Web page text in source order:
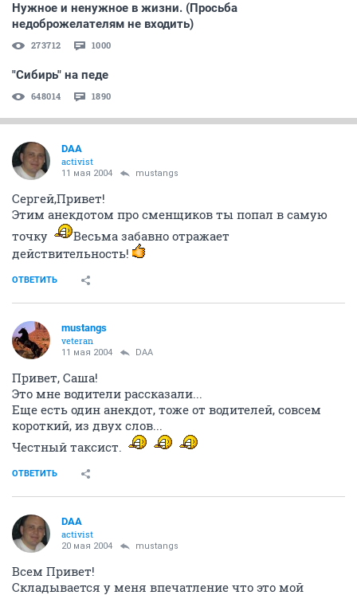
Нужное и ненужное в жизни. (Просьба
недоброжелателям не входить)
273712 1000
"Сибирь" на педе
648014 1890
DAA
activist
11 мая 2004 mustangs
Сергей,Привет!
Этим анекдотом про сменщиков ты попал в самую
точку
Весьма забавно отражает
действительность!
ОТВЕТИТЬ
mustangs
veteran
11 мая 2004 DAA
Привет, Саша!
Это мне водители рассказали...
Еще есть один анекдот, тоже от водителей, совсем
короткий, из двух слов...
Честный таксист.
ОТВЕТИТЬ
DAA
activist
20 мая 2004 mustangs
Всем Привет!
Складывается у меня впечатление что это мой